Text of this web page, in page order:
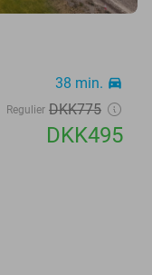
38 min. directions_car
Regulier DKK775
DKK495